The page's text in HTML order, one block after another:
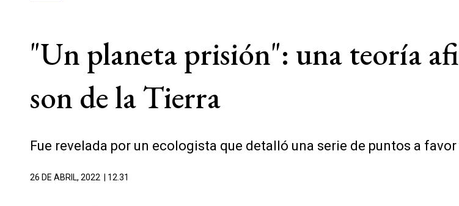
"Un planeta prisión": una teoría
son de la Tierra
Fue revelada por un ecologista que detalló una serie de puntos a
26 DE ABRIL, 2022 | 12.31